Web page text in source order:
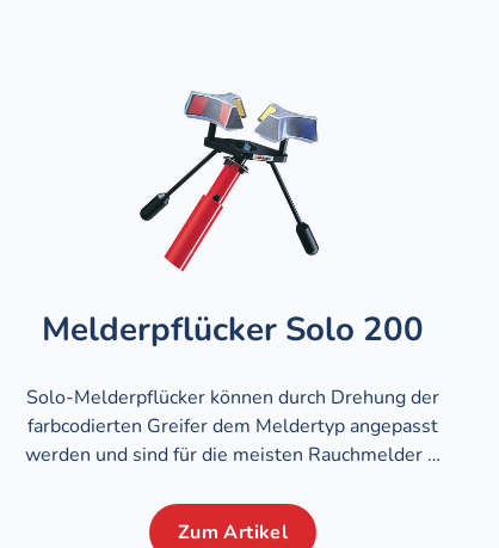
Melderpflücker Solo 200
Solo-Melderpflücker können durch Drehung der
farbcodierten Greifer dem Meldertyp angepasst
werden und sind für die meisten Rauchmelder …
Zum Artikel